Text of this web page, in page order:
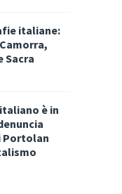
italiane:
Sacra
è in
Portolan